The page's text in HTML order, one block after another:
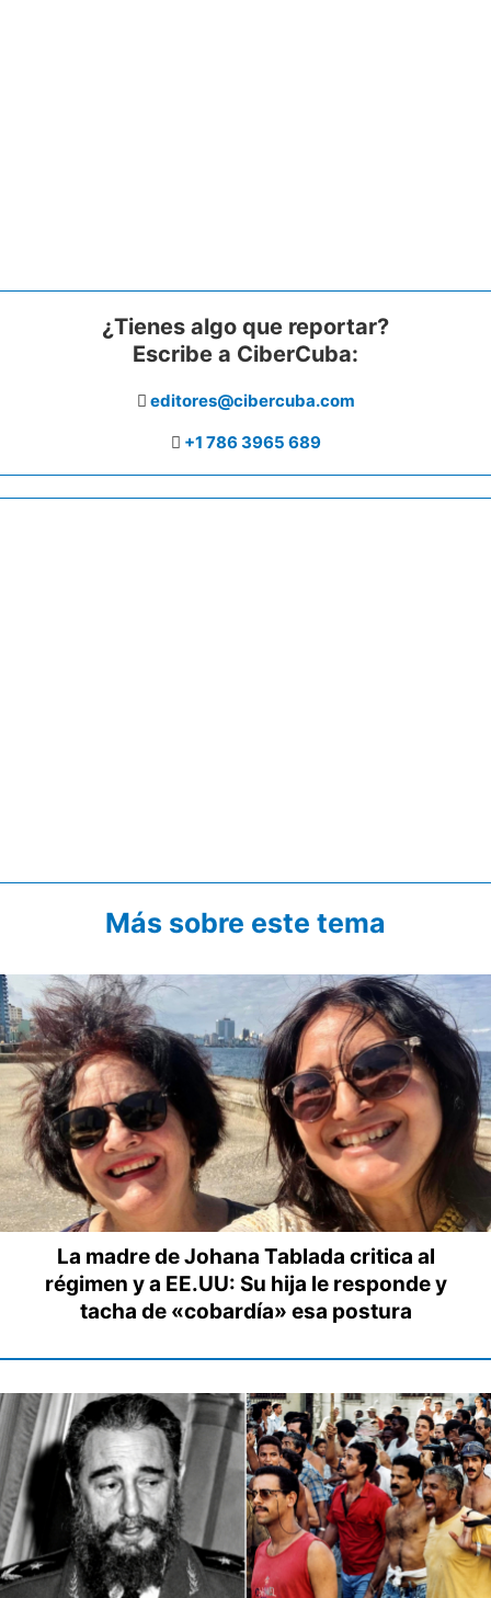
¿Tienes algo que reportar?
Escribe a CiberCuba:
editores@cibercuba.com
+1 786 3965 689
Más sobre este tema
La madre de Johana Tablada critica al
régimen y a EE.UU: Su hija le responde y
tacha de «cobardía» esa postura